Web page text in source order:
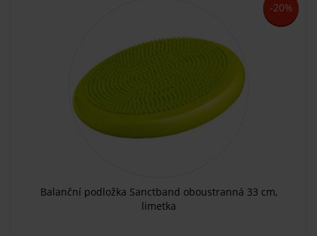
-20%
Balanční podložka Sanctband oboustranná 33 cm,
limetka